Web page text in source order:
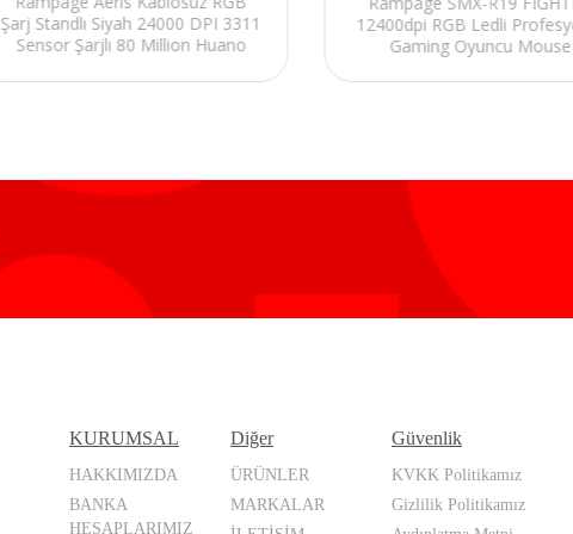
Şarj Standlı Siyah 24000 DPI 3311
Sensor Şarjlı 80 Million Huano
12400dpi RGB Ledli
Gaming Oyuncu Mouse
KURUMSAL
HAKKIMIZDA
BANKA
HESAPLARIMIZ
Diğer
ÜRÜNLER
MARKALAR
Güvenlik
KVKK Politikamız
Gizlilik Politikamız